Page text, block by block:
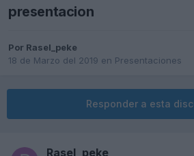
presentacion
Por Rasel_peke
18 de Marzo del 2019 en Presentaciones
Responder a esta
Rasel_peke